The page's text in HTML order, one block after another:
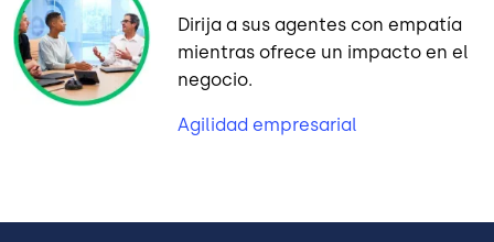
Dirija a sus agentes con empatía
mientras ofrece un impacto en el
negocio.
Agilidad empresarial